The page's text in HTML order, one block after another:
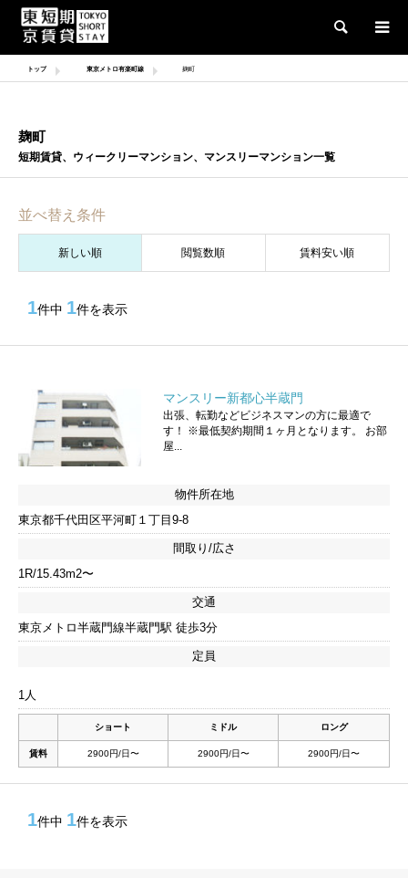
検索
トップ 東京メトロ有楽町線 麹町
麹町
短期賃貸、ウィークリーマンション、マンスリーマンション一覧
並べ替え条件
新しい順 閲覧数順 賃料安い順
1件中 1件を表示
マンスリー新都心半蔵門
出張、転勤などビジネスマンの方に最適で
す！ ※最低契約期間１ヶ月となります。 お部
屋...
物件所在地
東京都千代田区平河町１丁目9-8
間取り/広さ
1R/15.43m2〜
交通
東京メトロ半蔵門線半蔵門駅 徒歩3分
定員
1人
ショート ミドル ロング
賃料 2900円/日〜 2900円/日〜 2900円/日〜
1件中 1件を表示